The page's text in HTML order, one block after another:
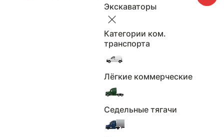
Экскаваторы
Категории ком.
транспорта
Лёгкие коммерческие
Седельные тягачи